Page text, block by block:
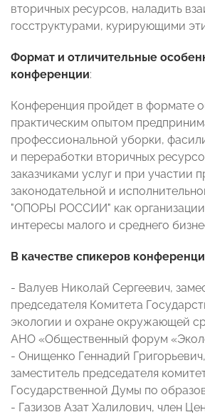
вторичных ресурсов, наладить
госструктурами, курирующими
Формат и отличительные
конференции:
Конференция пройдет в формате
практическим опытом
профессиональной уборки,
и переработки вторичных
заказчиками услуг и при участии
законодательной и
"ОПОРЫ РОССИИ" как
интересы малого и среднего
В качестве спикеров
- Валуев Николай Сергеевич,
председателя Комитета
экологии и охране окружающей
АНО «Общественный форум
- Онищенко Геннадий
заместитель председателя
Государственной Думы по
- Газизов Азат Халилович, член